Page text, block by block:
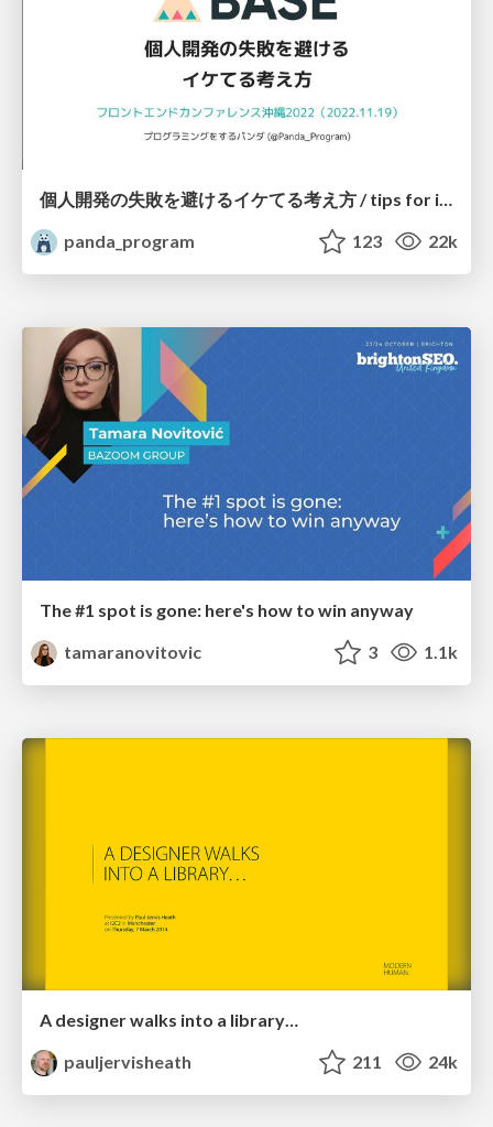
個人開発の失敗を避けるイケてる考え方 / tips for indie hackers
panda_program
123 22k
The #1 spot is gone: here's how to win anyway
tamaranovitovic
3 1.1k
A designer walks into a library…
pauljervisheath
211 24k